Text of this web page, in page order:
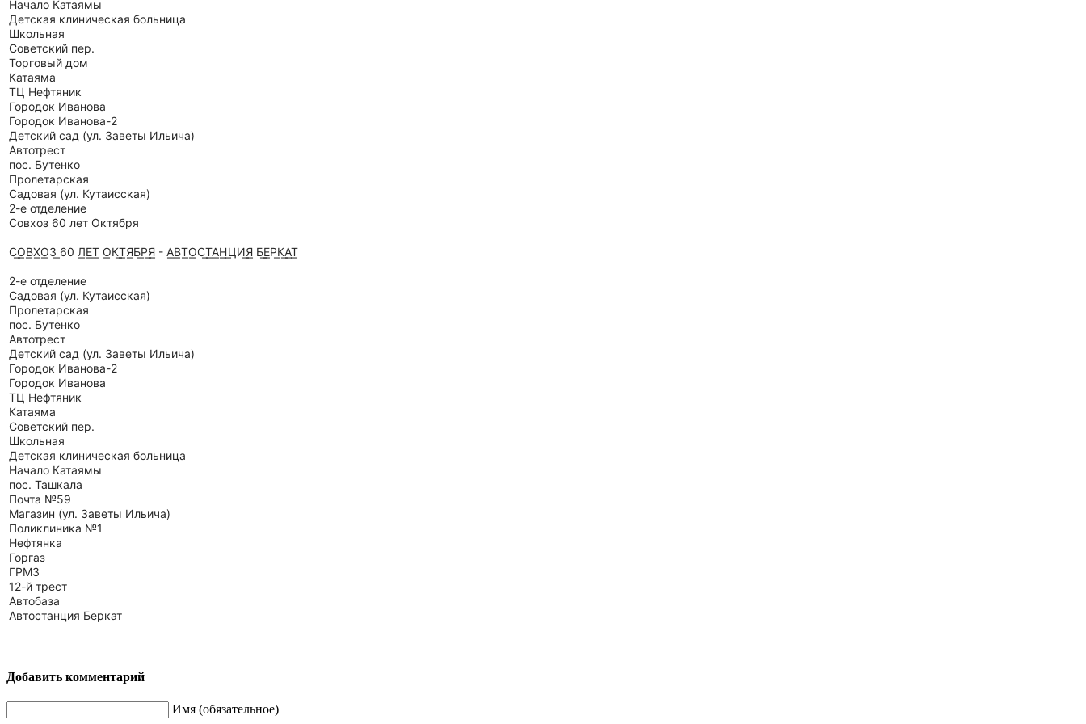
Начало Катаямы
Детская клиническая больница
Школьная
Советский пер.
Торговый дом
Катаяма
ТЦ Нефтяник
Городок Иванова
Городок Иванова-2
Детский сад (ул. Заветы Ильича)
Автотрест
пос. Бутенко
Пролетарская
Садовая (ул. Кутаисская)
2-е отделение
Совхоз 60 лет Октября
С͟О͟В͟Х͟О͟З͟ 60 Л͟Е͟Т͟ О͟К͟Т͟Я͟Б͟Р͟Я͟ - А͟В͟Т͟О͟С͟Т͟А͟Н͟ ͟ЦИ͟Я͟ Б͟Е͟Р͟К͟А͟Т͟
2-е отделение
Садовая (ул. Кутаисская)
Пролетарская
пос. Бутенко
Автотрест
Детский сад (ул. Заветы Ильича)
Городок Иванова-2
Городок Иванова
ТЦ Нефтяник
Катаяма
Советский пер.
Школьная
Детская клиническая больница
Начало Катаямы
пос. Ташкала
Почта №59
Магазин (ул. Заветы Ильича)
Поликлиника №1
Нефтянка
Горгаз
ГРМЗ
12-й трест
Автобаза
Автостанция Беркат
Добавить комментарий
Имя (обязательное)